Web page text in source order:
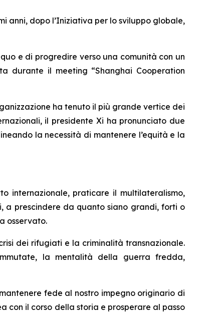
anni, dopo l’Iniziativa per lo sviluppo globale,
e di progredire verso una comunità con un
durante il meeting “Shanghai Cooperation
ha tenuto il più grande vertice dei
il presidente Xi ha pronunciato due
la necessità di mantenere l’equità e la
internazionale, praticare il multilateralismo,
a prescindere da quanto siano grandi, forti o
osservato.
dei rifugiati e la criminalità transnazionale.
la mentalità della guerra fredda,
fede al nostro impegno originario di
il corso della storia e prosperare al passo